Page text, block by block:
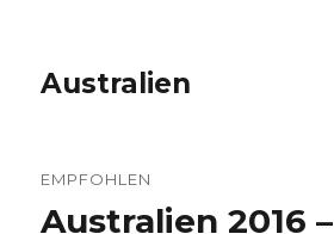
Australien
EMPFOHLEN
Australien 2016